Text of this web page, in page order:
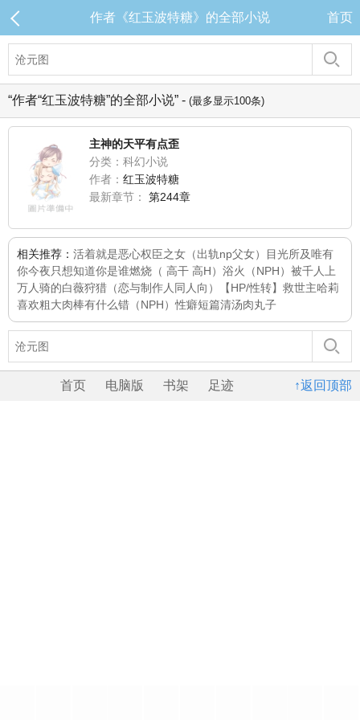
作者《红玉波特糖》的全部小说 首页
“作者“红玉波特糖”的全部小说” - (最多显示100条)
主神的天平有点歪
分类：科幻小说
作者： 红玉波特糖
最新章节：
第244章
相关推荐： 活着就是恶心权臣之女（出轨np父女）
目光所及唯有
你今夜只想知道你是谁燃烧（ 高干 高H） 浴火（NPH） 被千人上
万人骑的白薇狩猎（恋与制作人同人向）
【HP/性转】救世主哈莉
喜欢粗大肉棒有什么错（NPH）性癖短篇清汤肉丸子
↑返回顶部
首页 电脑版 书架 足迹